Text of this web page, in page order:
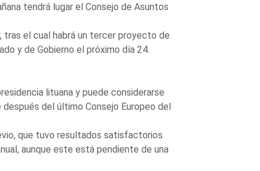
tendrá lugar el Consejo de Asuntos
tras el cual habrá un tercer proyecto de
y de Gobierno el próximo día 24.
lituana y puede considerarse
del último Consejo Europeo del
que tuvo resultados satisfactorios
aunque este está pendiente de una